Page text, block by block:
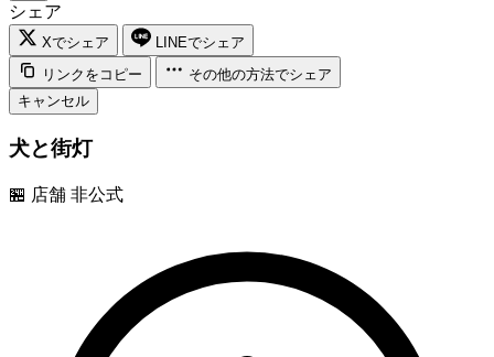
シェア
Xでシェア
LINEでシェア
リンクをコピー
その他の方法でシェア
キャンセル
犬と街灯
🏪 店舗 非公式